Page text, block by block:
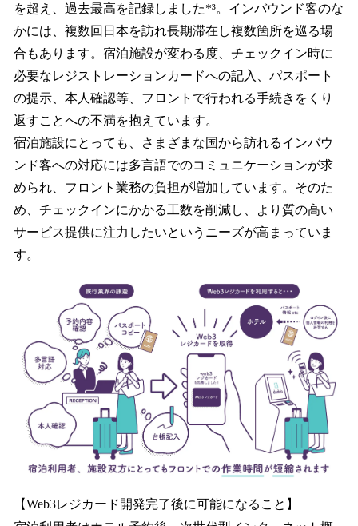
を超え、過去最高を記録しました*³。インバウンド客のな
かには、複数回日本を訪れ長期滞在し複数箇所を巡る場
合もあります。宿泊施設が変わる度、チェックイン時に
必要なレジストレーションカードへの記入、パスポート
の提示、本人確認等、フロントで行われる手続きをくり
返すことへの不満を抱えています。
宿泊施設にとっても、さまざまな国から訪れるインバウ
ンド客への対応には多言語でのコミュニケーションが求
められ、フロント業務の負担が増加しています。そのた
め、チェックインにかかる工数を削減し、より質の高い
サービス提供に注力したいというニーズが高まっていま
す。
【Web3レジカード開発完了後に可能になること】